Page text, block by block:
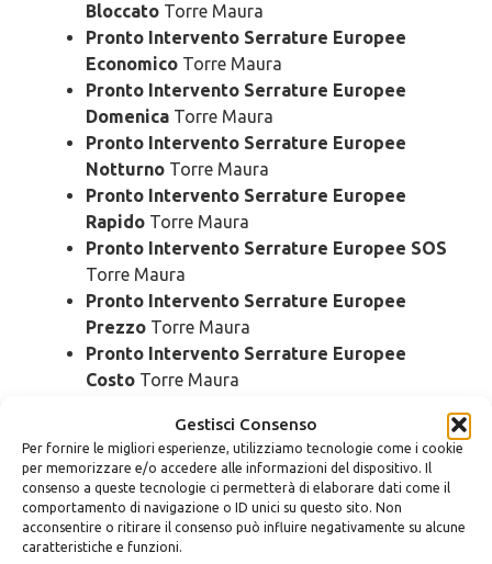
Gestisci Consenso
Per fornire le migliori esperienze, utilizziamo tecnologie come i cookie
per memorizzare e/o accedere alle informazioni del dispositivo. Il
consenso a queste tecnologie ci permetterà di elaborare dati come il
comportamento di navigazione o ID unici su questo sito. Non
acconsentire o ritirare il consenso può influire negativamente su alcune
caratteristiche e funzioni.
Bloccato Torre Maura
Pronto Intervento Serrature Europee
Economico Torre Maura
Pronto Intervento Serrature Europee
Domenica Torre Maura
Pronto Intervento Serrature Europee
Notturno Torre Maura
Pronto Intervento Serrature Europee
Rapido Torre Maura
Pronto Intervento Serrature Europee SOS
Torre Maura
Pronto Intervento Serrature Europee
Prezzo Torre Maura
Pronto Intervento Serrature Europee
Costo Torre Maura
Cambio Serrature Europee Torre
Maura
Cambio Serrature Europee UrgenteTorre
Maura